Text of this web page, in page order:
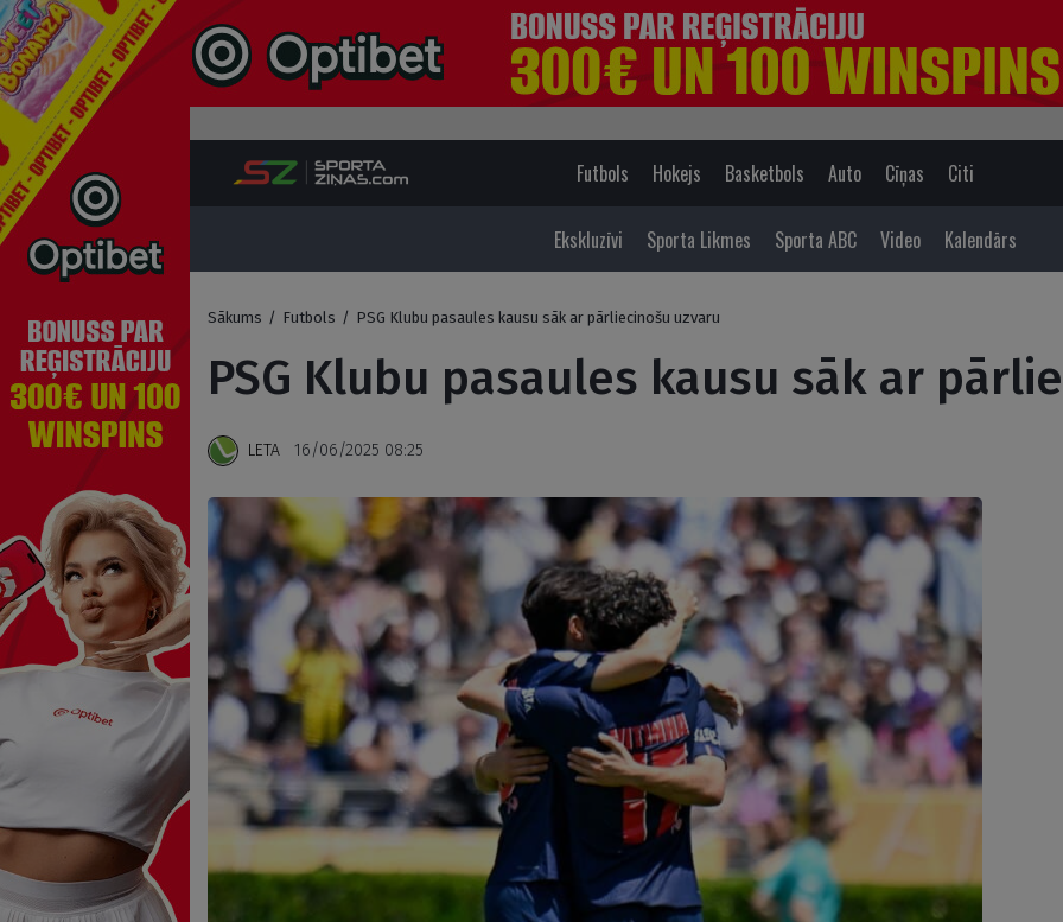
Futbols Hokejs Basketbols Auto Cīņas Citi
Ekskluzīvi Sporta Likmes Sporta ABC Video Kalendārs
Sākums / Futbols / PSG Klubu pasaules kausu sāk ar pārliecinošu uzvaru
PSG Klubu pasaules kausu sāk ar
LETA 16/06/2025 08:25